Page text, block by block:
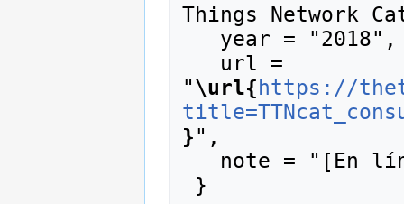
Things Network
"\url{https://
}",